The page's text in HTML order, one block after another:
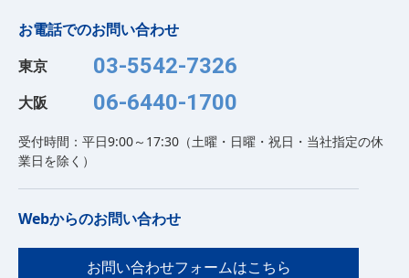
お電話でのお問い合わせ
東京
03-5542-7326
大阪 06-6440-1700
受付時間：平日9:00～17:30（土曜・日曜・祝日・当社指定の休
業日を除く）
Webからのお問い合わせ
お問い合わせフォームはこちら